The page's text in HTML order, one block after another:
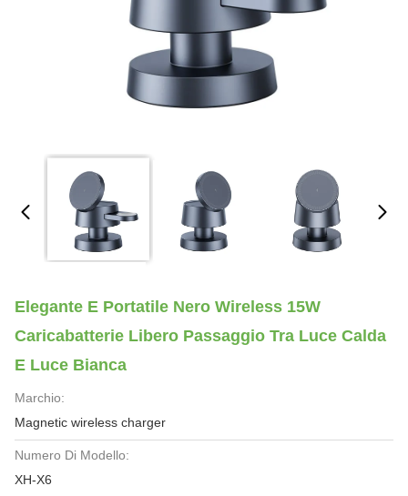
Elegante E Portatile Nero Wireless 15W
Caricabatterie Libero Passaggio Tra Luce Calda
E Luce Bianca
Marchio:
Magnetic wireless charger
Numero Di Modello:
XH-X6